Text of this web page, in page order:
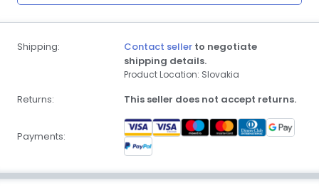
Shipping: Contact seller to negotiate
shipping details.
Product Location: Slovakia
Returns: This seller does not accept returns.
Payments: